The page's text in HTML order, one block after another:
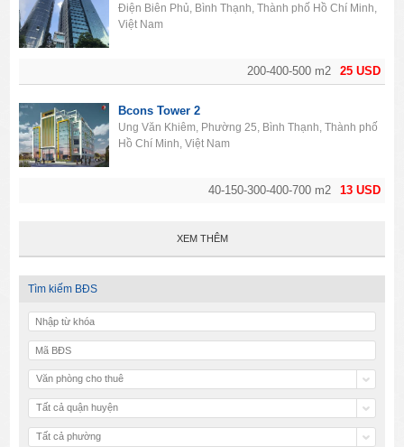
25 USD
200-400-500 m2
Điện Biên Phủ, Bình Thạnh, Thành phố Hồ Chí Minh,
Việt Nam
13 USD
40-150-300-400-700 m2
Bcons Tower 2
Ung Văn Khiêm, Phường 25, Bình Thạnh, Thành phố
Hồ Chí Minh, Việt Nam
XEM THÊM
Tìm kiếm BĐS
Văn phòng cho thuê
Tất cả quận huyện
Tất cả phường